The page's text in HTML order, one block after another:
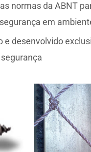
normas da ABNT
em
e desenvolvido